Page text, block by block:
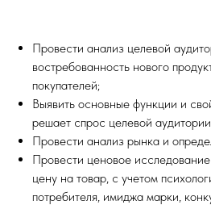
Провести анализ целевой
востребованность нового
покупателей;
Выявить основные функции и
решает спрос целевой
Провести анализ рынка и
Провести ценовое
цену на товар, с учетом
потребителя, имиджа марки,